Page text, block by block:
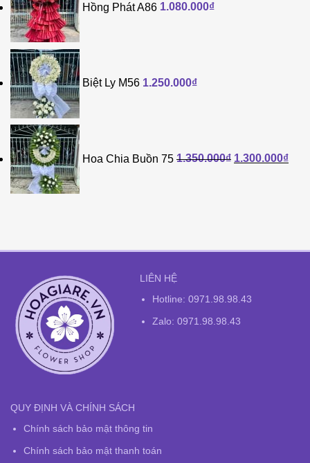
Hồng Phát A86 1.080.000₫
Biệt Ly M56 1.250.000₫
Hoa Chia Buồn 75 1.350.000₫ 1.300.000₫
LIÊN HỆ
Hotline:0971.98.98.43
Zalo: 0971.98.98.43
QUY ĐỊNH VÀ CHÍNH SÁCH
Chính sách bảo mật thông tin
Chính sách bảo mật thanh toán